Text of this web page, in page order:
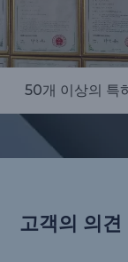
50개 이상의 특
고객의 의견